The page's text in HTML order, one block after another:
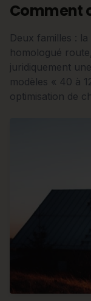
Comment
Deux familles :
homologué
juridiquement
modèles « 40 à
optimisation de